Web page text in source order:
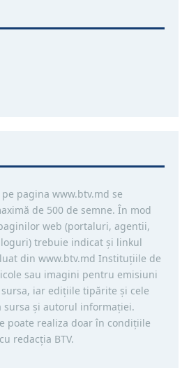
pagina www.btv.md se
de 500 de semne. În mod
web (portaluri, agentii,
trebuie indicat şi linkul
din www.btv.md Instituţiile de
sau imagini pentru emisiuni
iar ediţiile tipărite și cele
sursa şi autorul informaţiei.
poate realiza doar în condiţiile
redacţia BTV.